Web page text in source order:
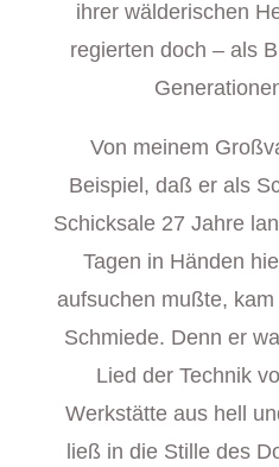
ihrer wälderischen
regierten doch – als
Von meinem
Beispiel, daß er als
Schicksale 27 Jahre
Tagen in Händen
aufsuchen mußte,
Schmiede. Denn er
Lied der Technik
Werkstätte aus hell
ließ in die Stille des